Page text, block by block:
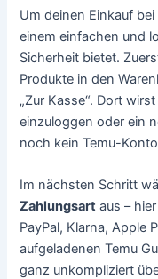
Um deinen Einkauf
einem einfachen und
Sicherheit bietet.
Produkte in den
„Zur Kasse“. Dort
einzuloggen oder ein
noch kein Temu-
Im nächsten Schritt
Zahlungsart aus –
PayPal, Klarna, Apple
aufgeladenen Temu
ganz unkompliziert